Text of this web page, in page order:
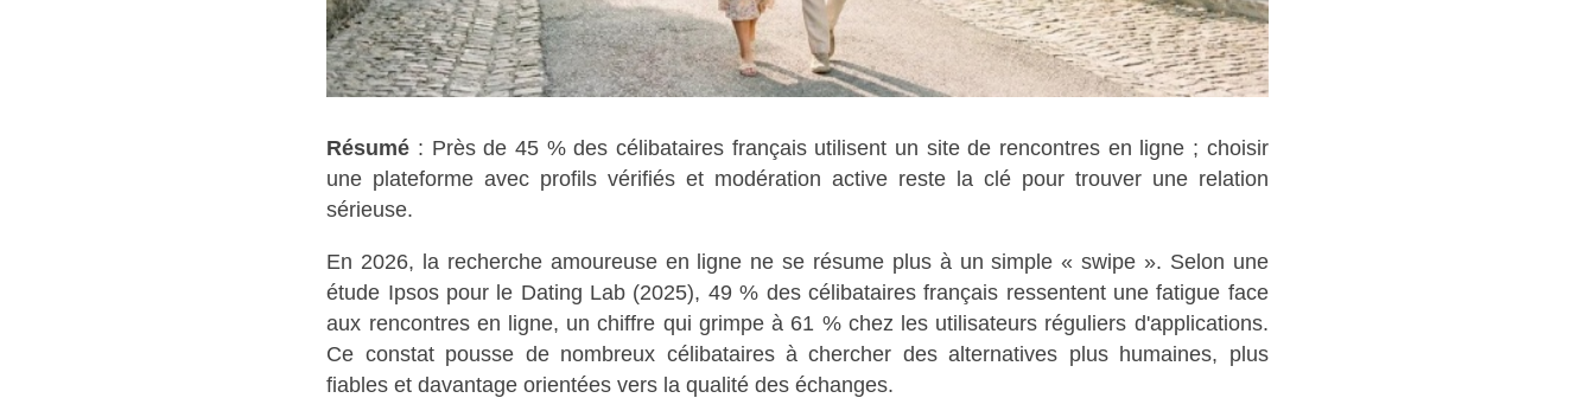
Résumé : Près de 45 % des célibataires français utilisent un site de rencontres en ligne ; choisir
une plateforme avec profils vérifiés et modération active reste la clé pour trouver une relation
sérieuse.
En 2026, la recherche amoureuse en ligne ne se résume plus à un simple « swipe ». Selon une
étude Ipsos pour le Dating Lab (2025), 49 % des célibataires français ressentent une fatigue face
aux rencontres en ligne, un chiffre qui grimpe à 61 % chez les utilisateurs réguliers d'applications.
Ce constat pousse de nombreux célibataires à chercher des alternatives plus humaines, plus
fiables et davantage orientées vers la qualité des échanges.